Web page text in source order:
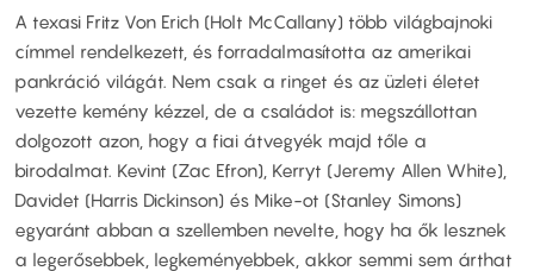
A texasi Fritz Von Erich (Holt McCallany) több világbajnoki
címmel rendelkezett, és forradalmasította az amerikai
pankráció világát. Nem csak a ringet és az üzleti életet
vezette kemény kézzel, de a családot is: megszállottan
dolgozott azon, hogy a fiai átvegyék majd tőle a
birodalmat. Kevint (Zac Efron), Kerryt (Jeremy Allen White),
Davidet (Harris Dickinson) és Mike-ot (Stanley Simons)
egyaránt abban a szellemben nevelte, hogy ha ők lesznek
a legerősebbek, legkeményebbek, akkor semmi sem árthat